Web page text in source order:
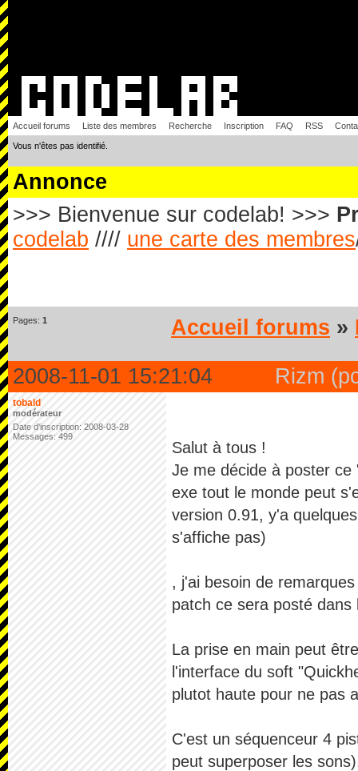
Accueil forums Liste des membres Recherche Inscription FAQ RSS
Vous n'êtes pas identifié.
Annonce
>>> Bienvenue sur codelab! >>>
codelab //// une carte des membres
Pages: 1 Accueil forums »
2008-11-01 15:21:04 Rizm
tobald
modérateur
Date d'inscription: 2008-03-28
Messages: 499
Salut à tous !
Je me décide à poster
exe tout le monde peut
version 0.91, y'a
s'affiche pas)
, j'ai besoin de
patch ce sera posté
La prise en main peut
l'interface du soft
plutot haute pour ne pas
C'est un séquenceur 4
peut superposer les